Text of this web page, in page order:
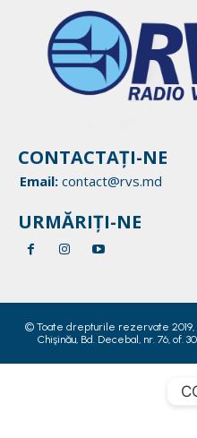
CONTACTAȚI-NE
Email: contact@rvs.md
URMĂRIȚI-NE
© Toate drepturile rezervate 2019,
Chişinău, Bd. Decebal, nr. 76, of.